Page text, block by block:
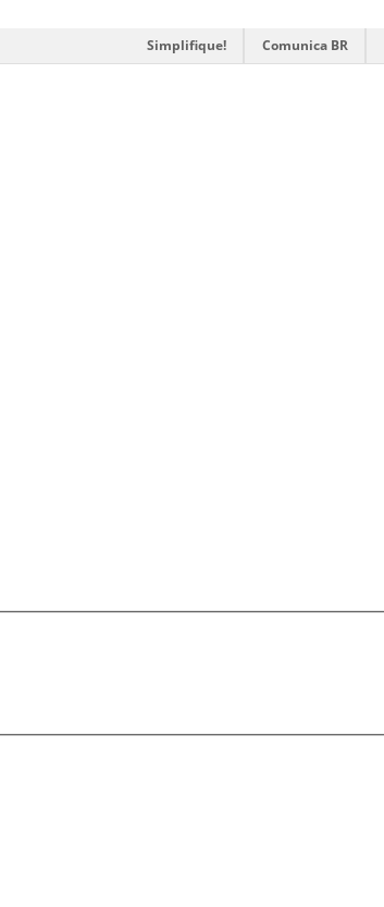
Simplifique! Comunica BR